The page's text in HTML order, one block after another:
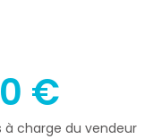
€
à charge du vendeur